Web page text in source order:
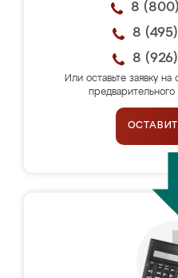
8
8
8
Или оставьте заявку на